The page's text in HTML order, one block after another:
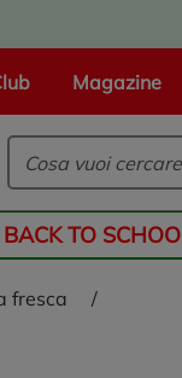
Magazine
TO
fresca /